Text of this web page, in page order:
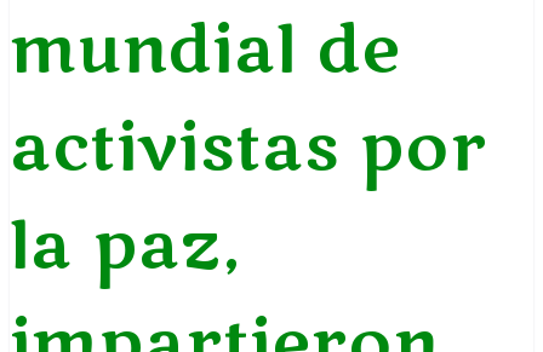
mundial de
activistas por
la paz,